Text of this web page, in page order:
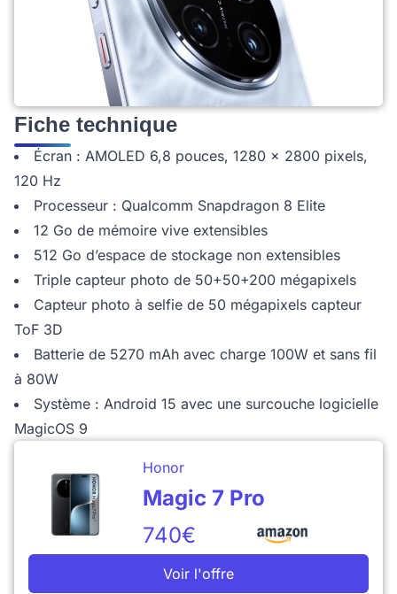
Fiche technique
Écran : AMOLED 6,8 pouces, 1280 x 2800 pixels,
120 Hz
Processeur : Qualcomm Snapdragon 8 Elite
12 Go de mémoire vive extensibles
512 Go d’espace de stockage non extensibles
Triple capteur photo de 50+50+200 mégapixels
Capteur photo à selfie de 50 mégapixels capteur
ToF 3D
Batterie de 5270 mAh avec charge 100W et sans fil
à 80W
Système : Android 15 avec une surcouche logicielle
MagicOS 9
Honor
Magic 7 Pro
740€
Voir l'offre